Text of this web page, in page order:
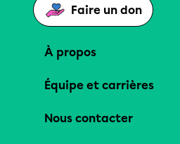
Faire un don
À propos
Équipe et carrières
Nous contacter